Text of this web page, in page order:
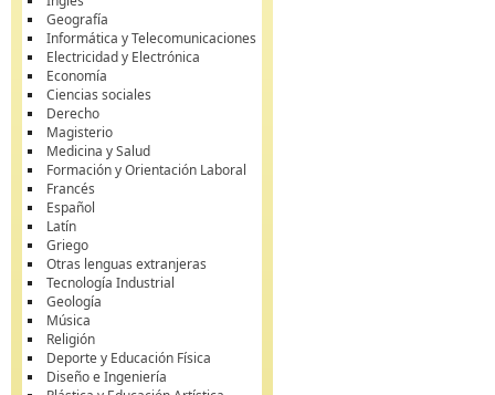
Geografía
Informática y Telecomunicaciones
Electricidad y Electrónica
Economía
Ciencias sociales
Derecho
Magisterio
Medicina y Salud
Formación y Orientación Laboral
Francés
Español
Latín
Griego
Otras lenguas extranjeras
Tecnología Industrial
Geología
Música
Religión
Deporte y Educación Física
Diseño e Ingeniería